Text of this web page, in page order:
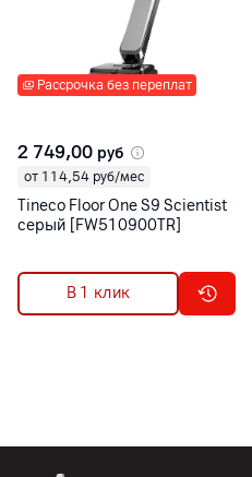
Рассрочка без переплат
2 749,00 руб
от 114,54 руб/мес
Tineco Floor One S9 Scientist
серый [FW510900TR]
В 1 клик